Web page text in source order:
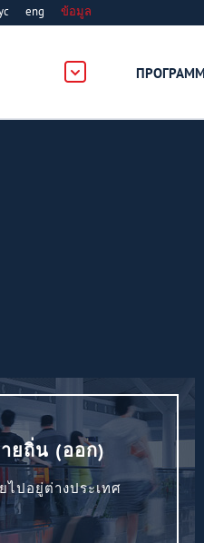
eng ข้อมูล
ยถิ่น (ออก)
ไปอยู่ต่างประเทศ